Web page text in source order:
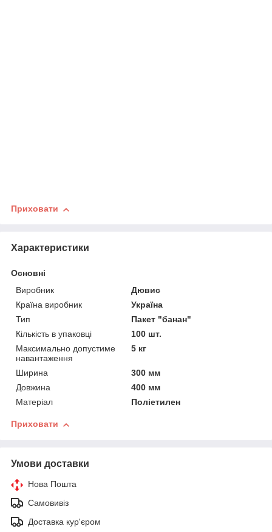
Приховати
Характеристики
Основні
Виробник
Дювис
Країна виробник
Україна
Тип
Пакет "банан"
Кількість в упаковці
100 шт.
Максимально допустиме
навантаження
5 кг
Ширина
300 мм
Довжина
400 мм
Матеріал
Поліетилен
Приховати
Умови доставки
Нова Пошта
Самовивіз
Доставка кур'єром